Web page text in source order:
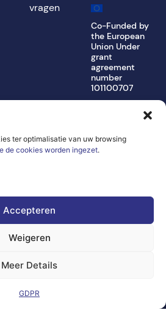
ter optimalisatie van uw browsing
de cookies worden ingezet.
Accepteren
Weigeren
Meer Details
GDPR
vragen
Co-Funded by
the European
Union Under
grant
agreement
number
101100707
the author(s) only
and do not
General for
and Technology.